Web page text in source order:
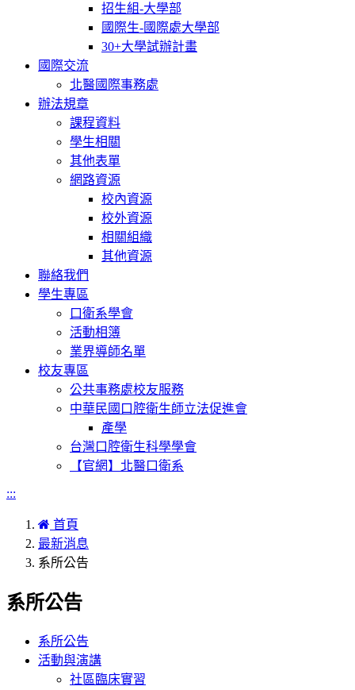
招生組-大學部
國際生-國際處大學部
30+大學試辦計畫
國際交流
北醫國際事務處
辦法規章
課程資料
學生相關
其他表單
網路資源
校內資源
校外資源
相關組織
其他資源
聯絡我們
學生專區
口衛系學會
活動相簿
業界導師名單
校友專區
公共事務處校友服務
中華民國口腔衛生師立法促進會
產學
台灣口腔衛生科學學會
【官網】北醫口衛系
:::
首頁
最新消息
系所公告
系所公告
系所公告
活動與演講
社區臨床實習